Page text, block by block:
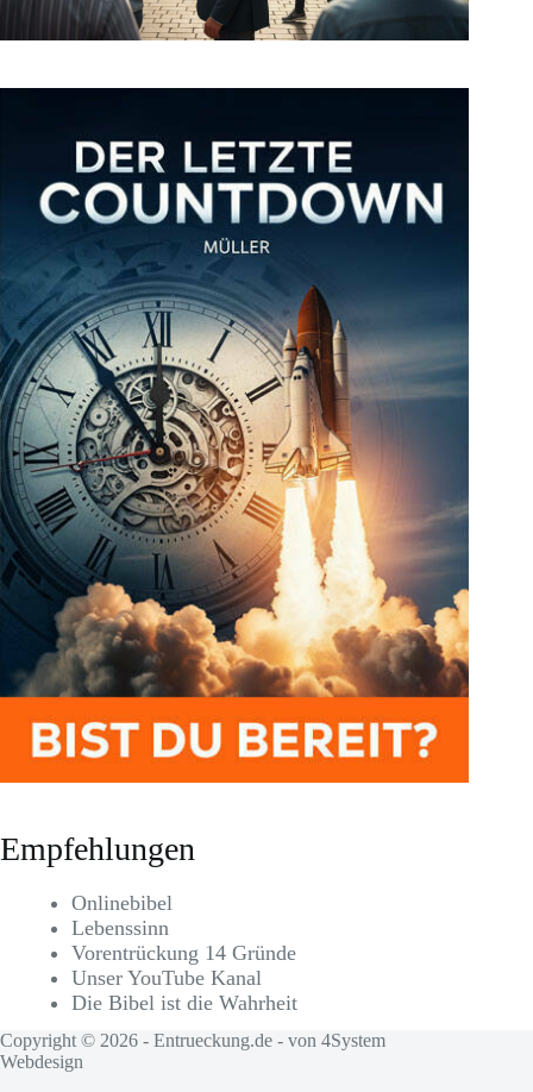
Empfehlungen
Onlinebibel
Lebenssinn
Vorentrückung 14 Gründe
Unser YouTube Kanal
Die Bibel ist die Wahrheit
Copyright © 2026 - Entrueckung.de - von 4System
Webdesign